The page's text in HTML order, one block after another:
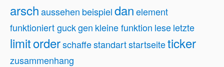
arschaussehen beispieldanelement
funktioniert guckgen kleine funktion leseletzte
limitorderschaffestandartstartseiteticker
zusammenhang